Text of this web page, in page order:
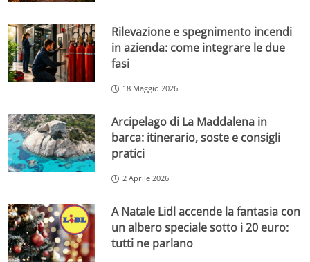
Rilevazione e spegnimento incendi
in azienda: come integrare le due
fasi
18 Maggio 2026
Arcipelago di La Maddalena in
barca: itinerario, soste e consigli
pratici
2 Aprile 2026
A Natale Lidl accende la fantasia con
un albero speciale sotto i 20 euro:
tutti ne parlano